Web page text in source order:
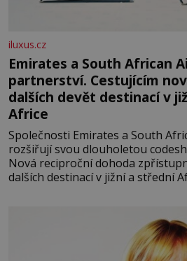
iluxus.cz
Emirates a South African
partnerství. Cestujícím
dalších devět destinací v
Africe
Společnosti Emirates a South
rozšiřují svou dlouholetou
Nová reciproční dohoda
dalších destinací v jižní a střední